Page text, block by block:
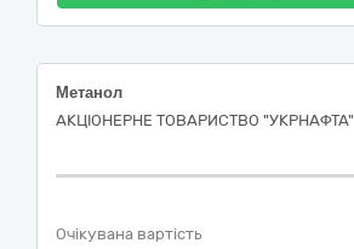
Метанол
АКЦІОНЕРНЕ ТОВАРИСТВО "УКPНAФТА"
Очікувана вартість